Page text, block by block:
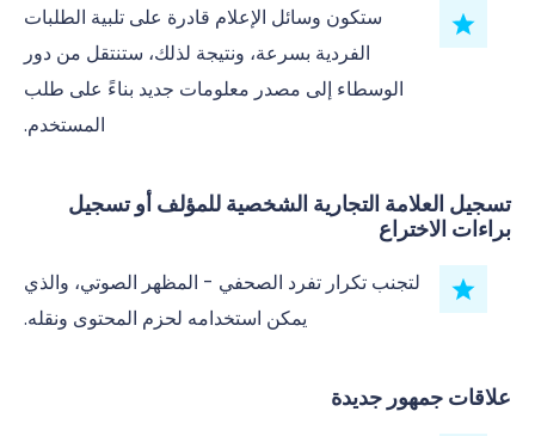
ستكون وسائل الإعلام قادرة على تلبية الطلبات
الفردية بسرعة، ونتيجة لذلك، ستنتقل من دور
الوسطاء إلى مصدر معلومات جديد بناءً على طلب
المستخدم.
تسجيل العلامة التجارية الشخصية للمؤلف أو تسجيل
براءات الاختراع
لتجنب تكرار تفرد الصحفي - المظهر الصوتي، والذي
يمكن استخدامه لحزم المحتوى ونقله.
علاقات جمهور جديدة